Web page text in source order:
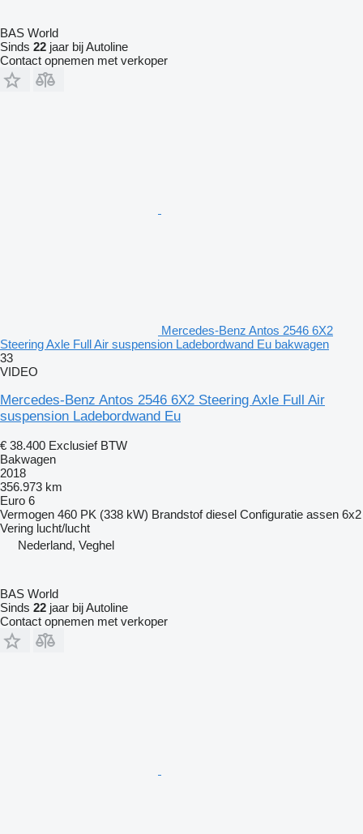
BAS World
Sinds 22 jaar bij Autoline
Contact opnemen met verkoper
Mercedes-Benz Antos 2546 6X2
Steering Axle Full Air suspension Ladebordwand Eu bakwagen
33
VIDEO
Mercedes-Benz Antos 2546 6X2 Steering Axle Full Air
suspension Ladebordwand Eu
€ 38.400 Exclusief BTW
Bakwagen
2018
356.973 km
Euro 6
Vermogen 460 PK (338 kW) Brandstof diesel Configuratie assen 6x2
Vering lucht/lucht
Nederland, Veghel
BAS World
Sinds 22 jaar bij Autoline
Contact opnemen met verkoper